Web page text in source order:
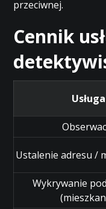
przeciwnej.
Cennik
Usługa
Ustalenie adresu /
Wykrywanie